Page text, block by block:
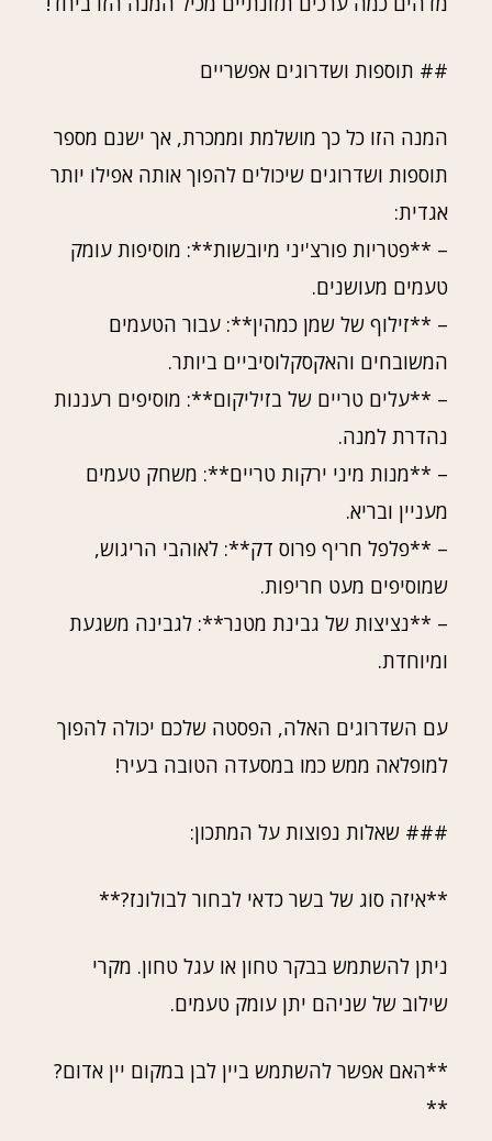
## תוספות ושדרוגים אפשריים
המנה הזו כל כך מושלמת וממכרת, אך ישנם מספר
תוספות ושדרוגים שיכולים להפוך אותה אפילו יותר
אגדית:
– **פטריות פורצ'יני מיובשות**: מוסיפות עומק
טעמים מעושנים.
– **זילוף של שמן כמהין**: עבור הטעמים
המשובחים והאקסקלוסיביים ביותר.
– **עלים טריים של בזיליקום**: מוסיפים רעננות
נהדרת למנה.
– **מנות מיני ירקות טריים**: משחק טעמים
מעניין ובריא.
– **פלפל חריף פרוס דק**: לאוהבי הריגוש,
שמוסיפים מעט חריפות.
– **נציצות של גבינת מטנר**: לגבינה משגעת
ומיוחדת.
עם השדרוגים האלה, הפסטה שלכם יכולה להפוך
למופלאה ממש כמו במסעדה הטובה בעיר!
### שאלות נפוצות על המתכון:
**איזה סוג של בשר כדאי לבחור לבולונז?**
ניתן להשתמש בבקר טחון או עגל טחון. מקרי
שילוב של שניהם יתן עומק טעמים.
**האם אפשר להשתמש ביין לבן במקום יין אדום?
**